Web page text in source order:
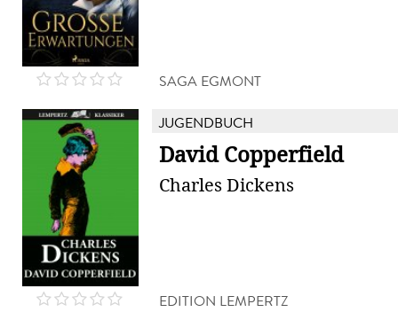
SAGA EGMONT
JUGENDBUCH
David Copperfield
Charles Dickens
EDITION LEMPERTZ